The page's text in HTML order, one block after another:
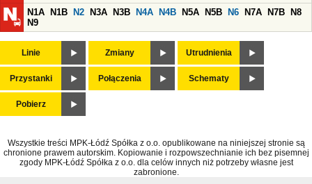
N1A
N1B N2 N3A N3B N4A N4B N5A N5B N6 N7A N7B
N8
N9
Linie Zmiany Utrudnienia
Przystanki Połączenia Schematy
Pobierz
Wszystkie treści MPK-Łódź Spółka z o.o. opublikowane na niniejszej stronie są
chronione prawem autorskim. Kopiowanie i rozpowszechnianie ich bez pisemnej
zgody MPK-Łódź Spółka z o.o. dla celów innych niż potrzeby własne jest
zabronione.